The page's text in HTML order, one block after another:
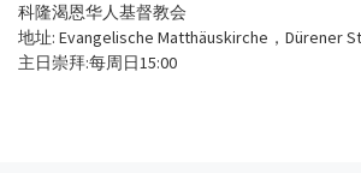
科隆渴恩华人基督教会
地址: Evangelische Matthäuskirche，Dürener
主日崇拜:每周日15:00